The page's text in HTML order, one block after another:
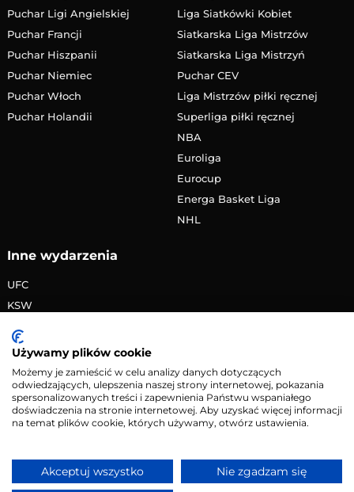
Puchar Ligi Angielskiej
Puchar Francji
Puchar Hiszpanii
Puchar Niemiec
Puchar Włoch
Puchar Holandii
Liga Siatkówki Kobiet
Siatkarska Liga Mistrzów
Siatkarska Liga Mistrzyń
Puchar CEV
Liga Mistrzów piłki ręcznej
Superliga piłki ręcznej
NBA
Euroliga
Eurocup
Energa Basket Liga
NHL
Inne wydarzenia
UFC
KSW
PRIME MMA
Żużlowa Ekstraliga
Speedway Grand Prix
Skoki narciarskie
Kontakt•Reklama• Polityka prywatności
Używamy plików cookie
Możemy je zamieścić w celu analizy danych dotyczących
odwiedzających, ulepszenia naszej strony internetowej, pokazania
spersonalizowanych treści i zapewnienia Państwu wspaniałego
doświadczenia na stronie internetowej. Aby uzyskać więcej informacji
na temat plików cookie, których używamy, otwórz ustawienia.
Akceptuj wszystko Nie zgadzam się